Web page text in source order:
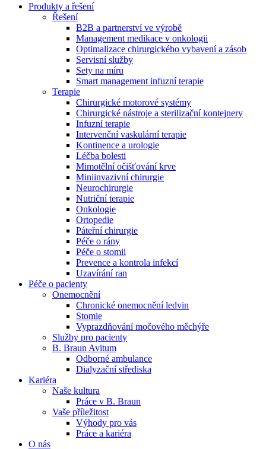
Produktový katalog​
Objevte naše produkty. Navštivte produktový katalog B.
Braun s našim kompletním produktovým portfoliem.
Odborné ambulance
Naše specializované ambulance jsou tu pro vás. Zvolte
specializaci a město, které potřebujete, a objednejte se do naší
ambulance.
Zůstaňte v dialogu s B. Braun. ​Kontaktujte nás.​
Produkty a řešení
Řešení
B2B a partnerství ve výrobě
Management medikace v onkologii
Optimalizace chirurgického vybavení a zásob
Servisní služby
Sety na míru
Smart management infuzní terapie​
Terapie
Chirurgické motorové systémy
Chirurgické nástroje a sterilizační kontejnery
Infuzní terapie
Intervenční vaskulární terapie
Kontinence a urologie
Léčba bolesti
Mimotělní očišťování krve
Miniinvazivní chirurgie
Neurochirurgie
Nutriční terapie
Onkologie
Ortopedie
Páteřní chirurgie
Péče o rány
Péče o stomii
Prevence a kontrola infekcí
Uzavírání ran
Péče o pacienty
Onemocnění
Chronické onemocnění ledvin
Stomie
Vyprazdňování močového měchýře
Služby pro pacienty
B. Braun Avitum
Odborné ambulance
Dialyzační střediska
Kariéra
Naše kultura
Práce v B. Braun
Vaše příležitost​
Výhody pro vás
Práce a kariéra
O nás